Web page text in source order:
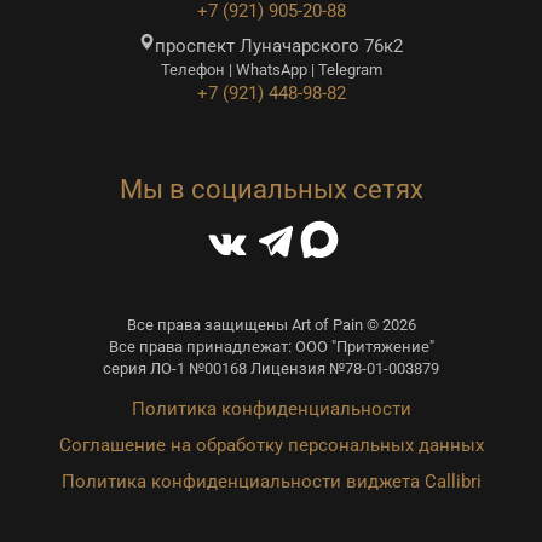
+7 (921) 905-20-88
проспект Луначарского 76к2
Телефон | WhatsApp | Telegram
+7 (921) 448-98-82
Мы в социальных сетях
Все права защищены Art of Pain © 2026
Все права принадлежат: ООО "Притяжение"
серия ЛО-1 №00168 Лицензия №78-01-003879
Политика конфиденциальности
Соглашение на обработку персональных данных
Политика конфиденциальности виджета Callibri